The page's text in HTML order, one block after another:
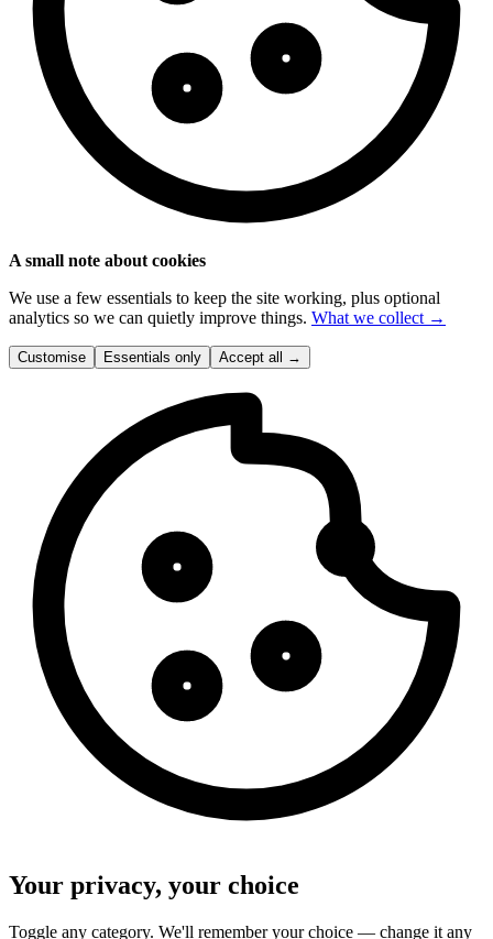
A small note about cookies
We use a few essentials to keep the site working, plus optional
analytics so we can quietly improve things. What we collect →
Customise Essentials only Accept all →
Your privacy, your choice
Toggle any category. We'll remember your choice — change it any